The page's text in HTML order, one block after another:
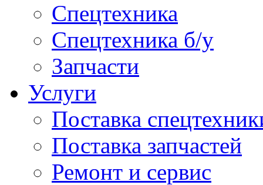
Спецтехника
Спецтехника б/у
Запчасти
Услуги
Поставка
Поставка запчастей
Ремонт и сервис